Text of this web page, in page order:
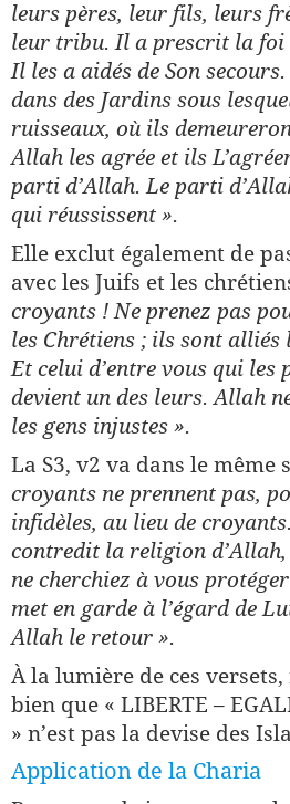
leurs pères, leur fils, leurs
leur tribu. Il a prescrit la foi
Il les a aidés de Son
dans des Jardins sous
ruisseaux, où ils
Allah les agrée et ils
parti d’Allah. Le parti
qui réussissent ».
Elle exclut également de
avec les Juifs et les
croyants ! Ne prenez pas
les Chrétiens ; ils sont alliés
Et celui d’entre vous qui les
devient un des leurs. Allah
les gens injustes ».
La S3, v2 va dans le même
croyants ne prennent pas,
infidèles, au lieu de
contredit la religion d’Allah,
ne cherchiez à vous
met en garde à l’égard de
Allah le retour ».
À la lumière de ces
bien que « LIBERTE –
» n’est pas la devise des
Application de la Charia